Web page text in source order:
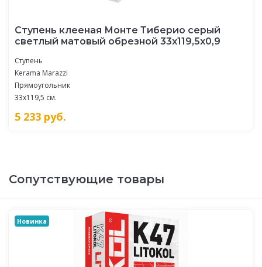
Ступень клееная Монте Тиберио серый
светлый матовый обрезной 33x119,5x0,9
Ступень
Kerama Marazzi
Прямоугольник
33x119,5 см.
5 233 руб.
Сопутствующие товары
Новинка